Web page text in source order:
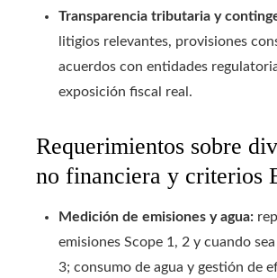
Transparencia tributaria y
litigios relevantes, provisiones
acuerdos con entidades
exposición fiscal real.
Requerimientos sobre
no financiera y criterios
Medición de emisiones y agua:
emisiones Scope 1, 2 y cuando
3; consumo de agua y gestión de